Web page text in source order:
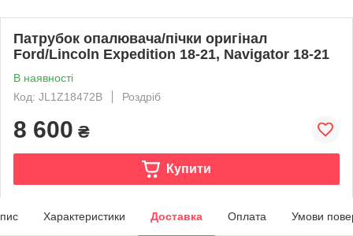
Патрубок опалювача/пічки оригінал
Ford/Lincoln Expedition 18-21, Navigator 18-21
В наявності
Код: JL1Z18472B
Роздріб
8 600 ₴
Купити
Характеристики Доставка Оплата Умови